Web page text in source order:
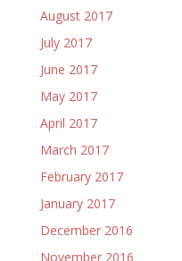
August 2017
July 2017
June 2017
May 2017
April 2017
March 2017
February 2017
January 2017
December 2016
November 2016